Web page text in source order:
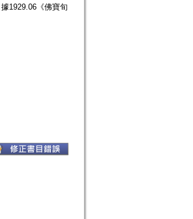
1929.06《佛寶旬